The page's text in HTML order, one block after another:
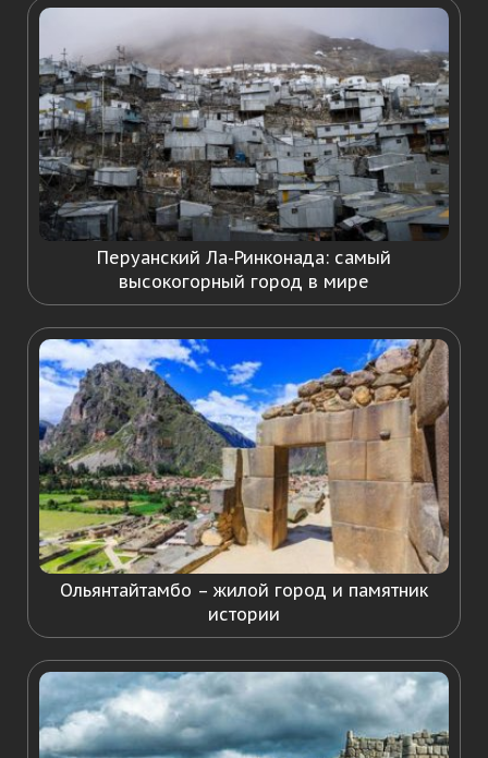
Перуанский Ла-Ринконада: самый
высокогорный город в мире
Ольянтайтамбо – жилой город и памятник
истории